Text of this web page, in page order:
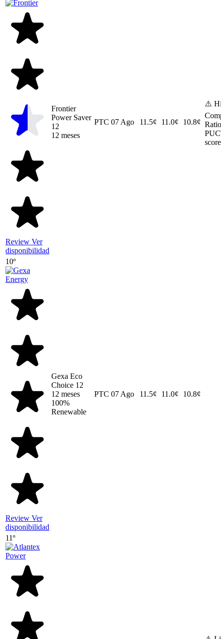
Review Ver
disponibilidad
Frontier
Power Saver
12
12 meses
PTC 07 Ago 11.5¢ 11.0¢ 10.8¢
⚠️
score
10º
Review Ver
disponibilidad
Gexa Eco
Choice 12
12 meses
100%
Renewable
PTC 07 Ago 11.5¢ 11.0¢ 10.8¢
11º